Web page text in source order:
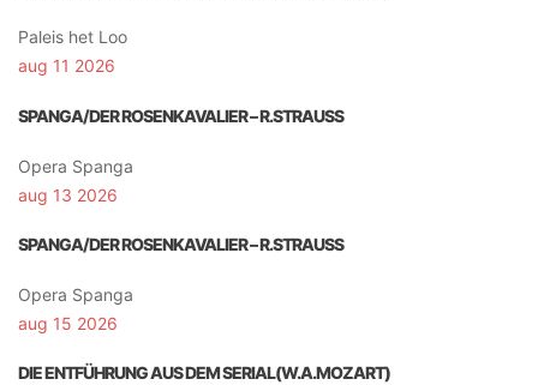
Paleis het Loo
aug 11 2026
SPANGA/DER ROSENKAVALIER – R.STRAUSS
Opera Spanga
aug 13 2026
SPANGA/DER ROSENKAVALIER – R.STRAUSS
Opera Spanga
aug 15 2026
DIE ENTFÜHRUNG AUS DEM SERIAL(W.A.MOZART)